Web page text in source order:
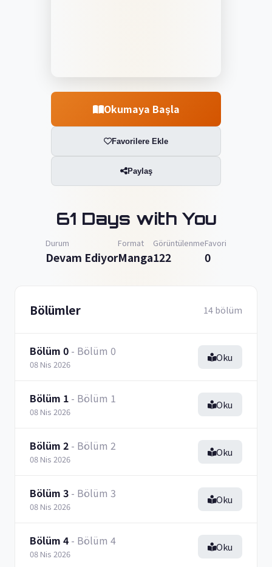
Okumaya Başla
Favorilere Ekle
Paylaş
61 Days with You
Durum
Devam Ediyor
Format
Manga
Görüntülenme
122
Favori
0
Bölümler 14 bölüm
Bölüm 0 - Bölüm 0
08 Nis 2026
Oku
Bölüm 1 - Bölüm 1
08 Nis 2026
Oku
Bölüm 2 - Bölüm 2
08 Nis 2026
Oku
Bölüm 3 - Bölüm 3
08 Nis 2026
Oku
Bölüm 4 - Bölüm 4
08 Nis 2026
Oku